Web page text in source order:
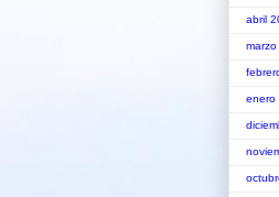
abril
enero